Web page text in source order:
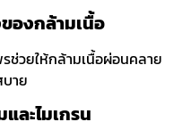
องกล้ามเนื้อ
ช่วยให้กล้ามเนื้อผ่อนคลาย
บาย
ละไมเกรน